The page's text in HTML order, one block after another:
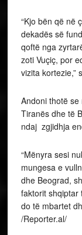
“Kjo bën që në
dekadës së
qoftë nga
zoti Vuçiç, por
vizita kortezie,”
Andoni thotë
Tiranës dhe të
ndaj zgjidhja
“Mënyra sesi
mungesa e
dhe Beograd,
faktorit shqiptar
do të mbartet
/Reporter.al/